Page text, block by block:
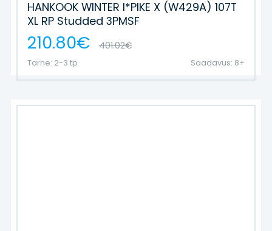
HANKOOK WINTER I*PIKE X (W429A) 107T
XL RP Studded 3PMSF
210.80€ 401.02€
Tarne: 2-3 tp Saadavus: 8+